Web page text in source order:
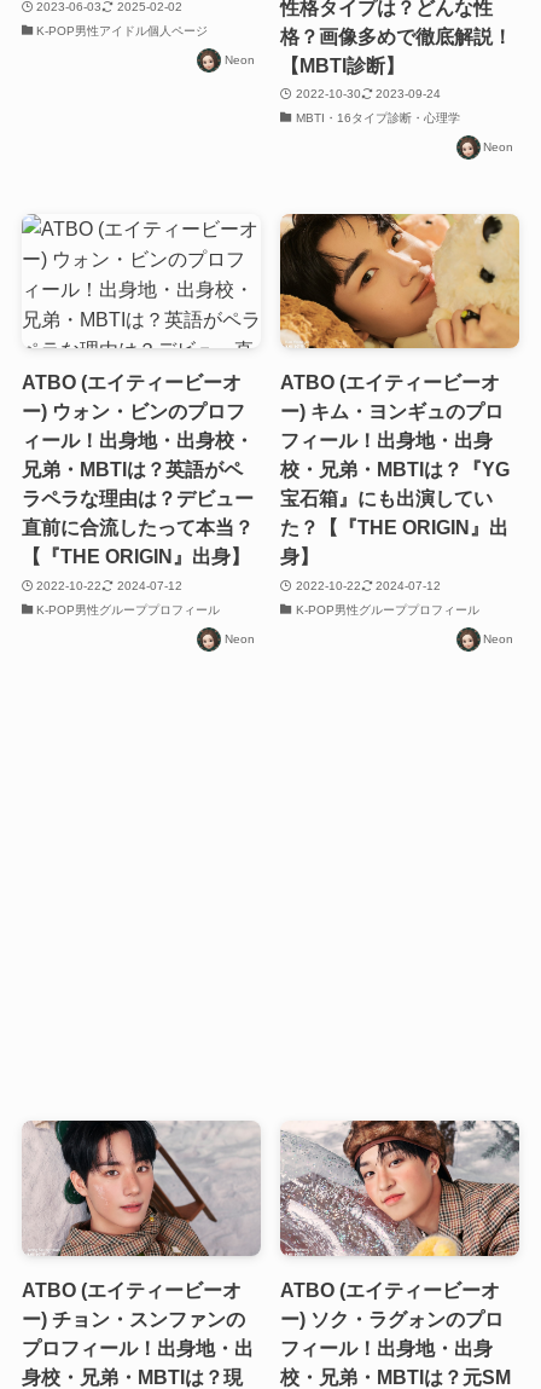
2023-06-03
2025-02-02
K-POP男性アイドル個人ページ
Neon
性格タイプは？どんな性
格？画像多めで徹底解説！
【MBTI診断】
2022-10-30
2023-09-24
MBTI・16タイプ診断・心理学
Neon
ATBO (エイティービーオ
ー) ウォン・ビンのプロフ
ィール！出身地・出身校・
兄弟・MBTIは？英語がペ
ラペラな理由は？デビュー
直前に合流したって本当？
【『THE ORIGIN』出身】
2022-10-22
2024-07-12
K-POP男性グループプロフィール
Neon
ATBO (エイティービーオ
ー) キム・ヨンギュのプロ
フィール！出身地・出身
校・兄弟・MBTIは？『YG
宝石箱』にも出演してい
た？【『THE ORIGIN』出
身】
2022-10-22
2024-07-12
K-POP男性グループプロフィール
Neon
ATBO (エイティービーオ
ー) チョン・スンファンの
プロフィール！出身地・出
身校・兄弟・MBTIは？現
ATBO (エイティービーオ
ー) ソク・ラグォンのプロ
フィール！出身地・出身
校・兄弟・MBTIは？元SM